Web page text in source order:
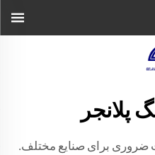
پلانجر
ضروری برای صنایع مختلف.